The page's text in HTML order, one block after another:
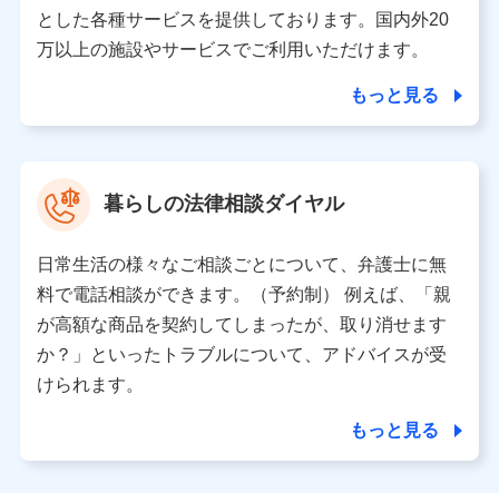
当社は株式会社NTTドコモとの間で、以下のとおり個
人データを共同利用します。
氏名、電話番号、メールアドレス、お客さまの識別子、属
性、連絡先、dポイントサービスのご利用に関する情報。例
として、dポイントカード番号、性別、年齢、家族構成、住
所、dポイント残高、dポイント利用履歴などが含まれます。
利用情報
当社又は株式会社NTTドコモが提供する各種サービスなどの
ご契約・ご利用などに関する情報。例として、当社又は株式
会社NTTドコモが提供する各種サービスのご契約状態・ご利
用履歴インターネット利用時の行動に関する情報、アプリケ
ーション利用時の行動に関する情報、購入されたサービスや
当社又は株式会社NTTドコモが提供する保険関連サービスに
とした各種サービスを提供しております。国内外20
万以上の施設やサービスでご利用いただけます。
もっと見る
暮らしの法律相談ダイヤル
日常生活の様々なご相談ごとについて、弁護士に無
料で電話相談ができます。（予約制） 例えば、「親
が高額な商品を契約してしまったが、取り消せます
か？」といったトラブルについて、アドバイスが受
けられます。
もっと見る